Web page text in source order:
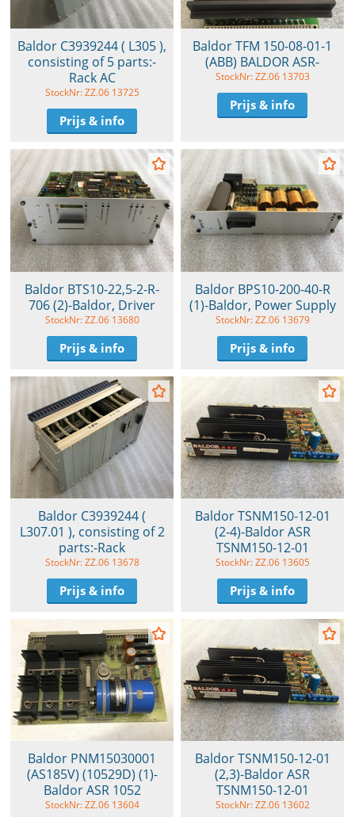
Baldor C3939244 ( L305 ),
consisting of 5 parts:-
Rack AC
StockNr: ZZ.06 13725
Prijs & info
Baldor TFM 150-08-01-1
(ABB) BALDOR ASR-
StockNr: ZZ.06 13703
Prijs & info
Baldor BTS10-22,5-2-R-
706 (2)-Baldor, Driver
StockNr: ZZ.06 13680
Prijs & info
Baldor BPS10-200-40-R
(1)-Baldor, Power Supply
StockNr: ZZ.06 13679
Prijs & info
Baldor C3939244 (
L307.01 ), consisting of 2
parts:-Rack
StockNr: ZZ.06 13678
Prijs & info
Baldor TSNM150-12-01
(2-4)-Baldor ASR
TSNM150-12-01
StockNr: ZZ.06 13605
Prijs & info
Baldor PNM15030001
(AS185V) (10529D) (1)-
Baldor ASR 1052
StockNr: ZZ.06 13604
Baldor TSNM150-12-01
(2,3)-Baldor ASR
TSNM150-12-01
StockNr: ZZ.06 13602